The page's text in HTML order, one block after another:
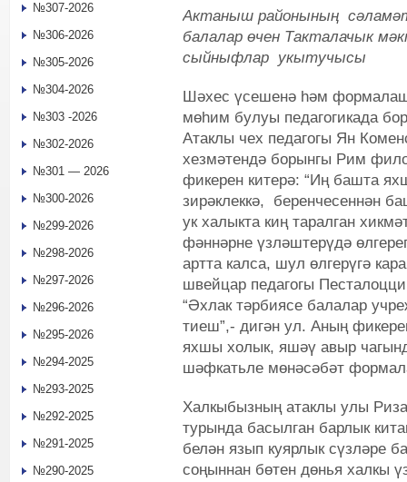
Актаныш районының
балалар өчен Такталачык
сыйныфлар укытучысы
Шәхес үсешенә һәм
мөһим булуы педагогикада
Атаклы чех педагогы Ян
хезмәтендә борынгы Рим
фикерен китерә: “Иң башта
зирәклеккә, беренчесеннән
ук халыкта киң таралган
фәннәрне үзләштерүдә
артта калса, шул өлгерүгә
швейцар педагогы
“Әхлак тәрбиясе балалар
тиеш”,- дигән ул. Аның
яхшы холык, яшәү авыр
шәфкатьле мөнәсәбәт
Халкыбызның атаклы улы
турында басылган барлык
белән язып куярлык сүзләре
соңыннан бөтен дөнья халкы
№307-2026
№306-2026
№305-2026
№304-2026
№303 -2026
№302-2026
№301 — 2026
№300-2026
№299-2026
№298-2026
№297-2026
№296-2026
№295-2026
№294-2025
№293-2025
№292-2025
№291-2025
№290-2025